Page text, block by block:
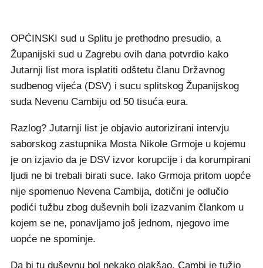
OPĆINSKI sud u Splitu je prethodno presudio, a
Županijski sud u Zagrebu ovih dana potvrdio kako
Jutarnji list mora isplatiti odštetu članu Državnog
sudbenog vijeća (DSV) i sucu splitskog Županijskog
suda Nevenu Cambiju od 50 tisuća eura.
Razlog? Jutarnji list je objavio autorizirani intervju
saborskog zastupnika Mosta Nikole Grmoje u kojemu
je on izjavio da je DSV izvor korupcije i da korumpirani
ljudi ne bi trebali birati suce. Iako Grmoja pritom uopće
nije spomenuo Nevena Cambija, dotični je odlučio
podići tužbu zbog duševnih boli izazvanim člankom u
kojem se ne, ponavljamo još jednom, njegovo ime
uopće ne spominje.
Da bi tu duševnu bol nekako olakšao, Cambi je tužio